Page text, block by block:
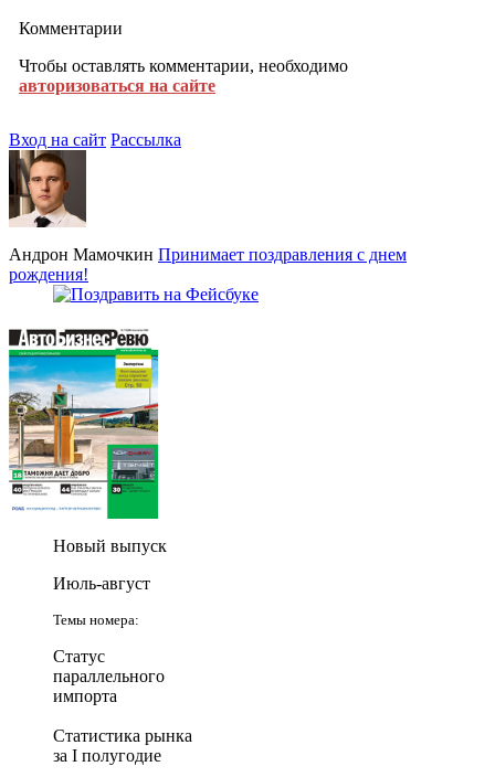
Комментарии
Чтобы оставлять комментарии, необходимо
авторизоваться на сайте
Вход на сайт Рассылка
Андрон Мамочкин Принимает поздравления с днем
рождения!
Новый выпуск
Июль-август
Темы номера:
Статус
параллельного
импорта
Статистика рынка
за I полугодие